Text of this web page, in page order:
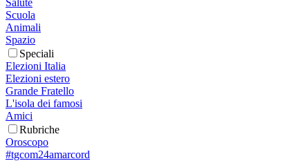
Scuola
Animali
Spazio
Speciali
Elezioni Italia
Elezioni estero
Grande Fratello
L'isola dei famosi
Amici
Rubriche
Oroscopo
#tgcom24amarcord